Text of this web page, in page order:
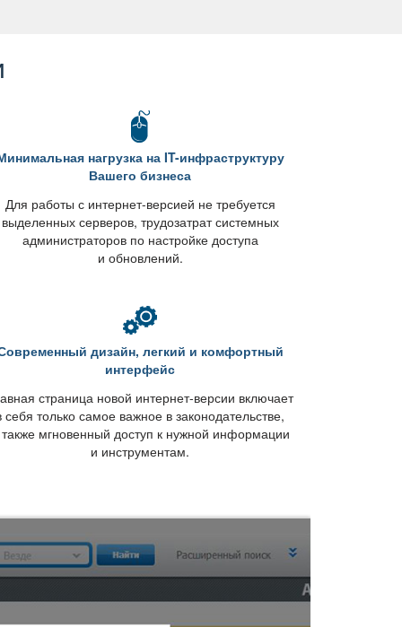
нагрузка на IT-инфраструктуру
ашего бизнеса
Для работы с интернет-версией не требуется
ыделенных серверов, трудозатрат системных
администраторов по настройке доступа
и обновлений.
дизайн, легкий и комфортный
интерфейс
страница новой интернет-версии включает
только самое важное в законодательстве,
мгновенный доступ к нужной информации
и инструментам.